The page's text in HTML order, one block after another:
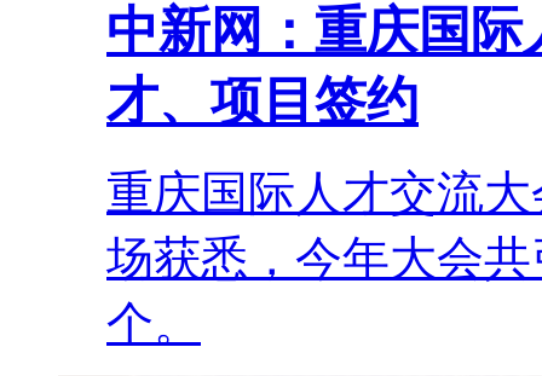
中新网：重庆国
才、项目签约
重庆国际人才交流
场获悉，今年大会
个。